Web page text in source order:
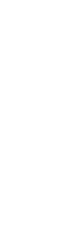
עתיד נס
ואתם
שוחקים
צמיד לא